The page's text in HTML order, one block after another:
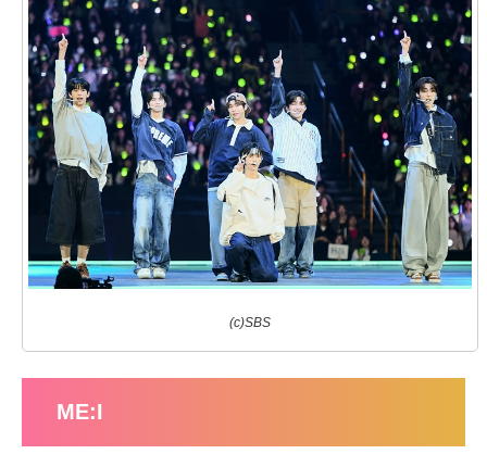
(c)SBS
ME:I